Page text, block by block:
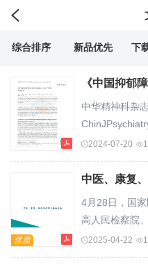
综合排序 新品优先 下
中华精神科杂
国抑郁障碍防
6荣晗7王小平
院，长沙
学研究中心，
院流行病与卫
2024-07-20
优质
中医、康复
4月28日，国
高人民检察院
关于开展医保
2025-04-22